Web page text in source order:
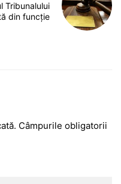
Tribunalului
din funcție
Câmpurile obligatorii